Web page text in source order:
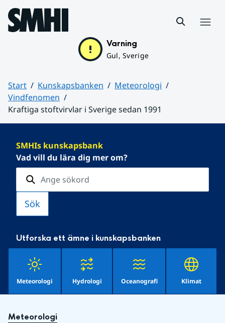
Hoppa till sidans innehåll
Varning
Gul, Sverige
Start Kunskapsbanken
Meteorologi
Vindfenomen
Kraftiga stoftvirvlar i Sverige sedan 1991
SMHIs kunskapsbank
Vad vill du lära dig mer om?
Utforska ett ämne i kunskapsbanken
Meteorologi Hydrologi Oceanografi Klimat
Meteorologi